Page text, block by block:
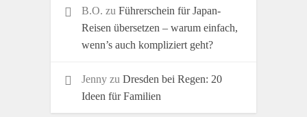
B.O. zu Führerschein für Japan-
Reisen übersetzen – warum einfach,
wenn’s auch kompliziert geht?
Jenny zu Dresden bei Regen: 20
Ideen für Familien